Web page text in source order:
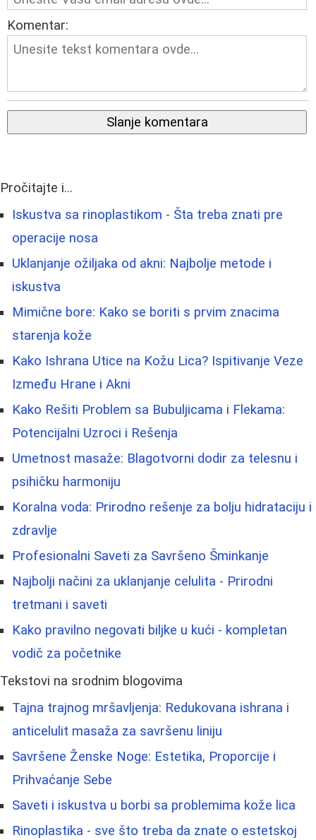
Komentar:
Slanje komentara
Pročitajte i...
Iskustva sa rinoplastikom - Šta treba znati pre
operacije nosa
Uklanjanje ožiljaka od akni: Najbolje metode i
iskustva
Mimične bore: Kako se boriti s prvim znacima
starenja kože
Kako Ishrana Utice na Kožu Lica? Ispitivanje Veze
Između Hrane i Akni
Kako Rešiti Problem sa Bubuljicama i Flekama:
Potencijalni Uzroci i Rešenja
Umetnost masaže: Blagotvorni dodir za telesnu i
psihičku harmoniju
Koralna voda: Prirodno rešenje za bolju hidrataciju i
zdravlje
Profesionalni Saveti za Savršeno Šminkanje
Najbolji načini za uklanjanje celulita - Prirodni
tretmani i saveti
Kako pravilno negovati biljke u kući - kompletan
vodič za početnike
Tekstovi na srodnim blogovima
Tajna trajnog mršavljenja: Redukovana ishrana i
anticelulit masaža za savršenu liniju
Savršene Ženske Noge: Estetika, Proporcije i
Prihvaćanje Sebe
Saveti i iskustva u borbi sa problemima kože lica
Rinoplastika - sve što treba da znate o estetskoj